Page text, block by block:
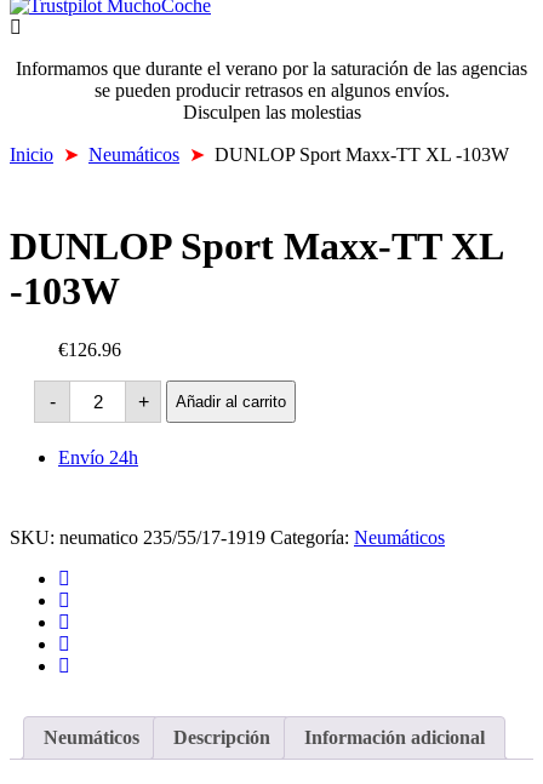
Informamos que durante el verano por la saturación de las agencias
se pueden producir retrasos en algunos envíos.
Disculpen las molestias
Inicio ➤ Neumáticos ➤ DUNLOP Sport Maxx-TT XL -103W
DUNLOP Sport Maxx-TT XL
-103W
€126.96
-
DUNLOP
Sport
Maxx-
TT
XL
+ Añadir al carrito
Envío 24h
SKU: neumatico 235/55/17-1919 Categoría: Neumáticos
Neumáticos Descripción Información adicional